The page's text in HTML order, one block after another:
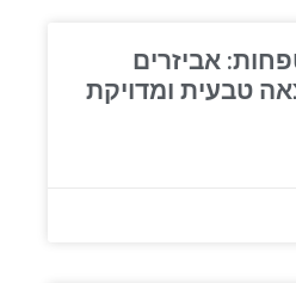
אביזרים
טבעית ומדויקת